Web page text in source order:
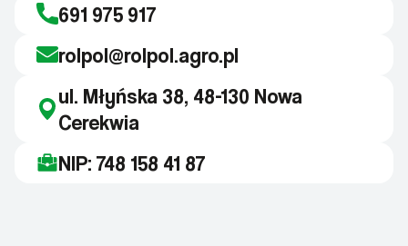
691 975 917
rolpol@rolpol.agro.pl
ul. Młyńska 38, 48-130 Nowa
Cerekwia
NIP: 748 158 41 87